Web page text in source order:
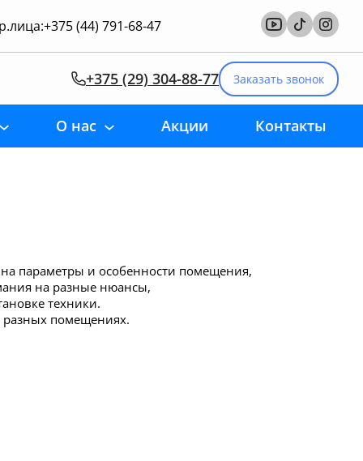
+375 (44) 791-68-47
+375 (29) 304-88-77 Заказать звонок
О нас Акции Контакты
параметры и особенности помещения,
на разные нюансы,
техники.
помещениях.